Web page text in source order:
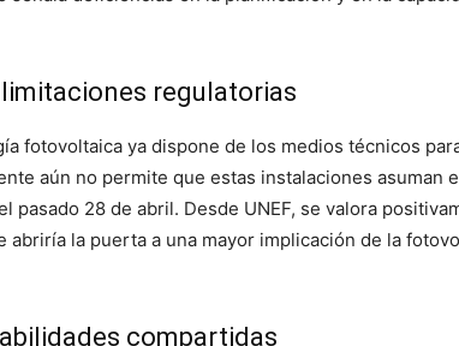
regulatorias
fotovoltaica ya dispone de los medios técnicos
aún no permite que estas instalaciones asuman
28 de abril. Desde UNEF, se valora
la puerta a una mayor implicación de la
compartidas